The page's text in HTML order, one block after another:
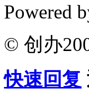
Powered
© 创办
快速回复